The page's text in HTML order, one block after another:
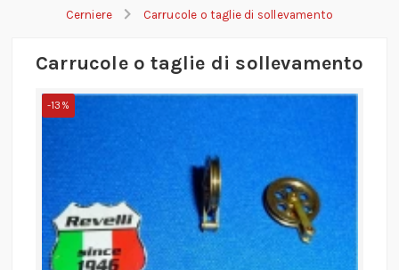
Cerniere
Carrucole o taglie di sollevamento
Carrucole o taglie di sollevamento
-13%